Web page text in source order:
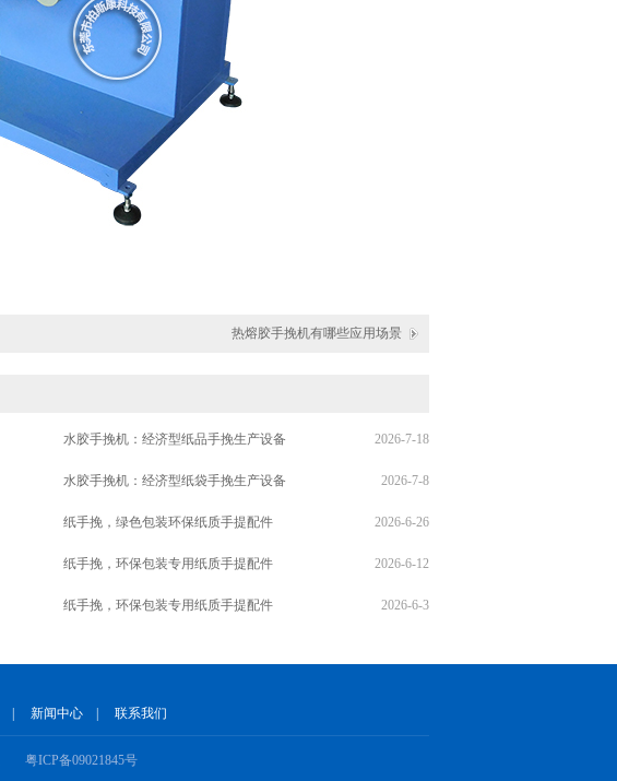
热熔胶手挽机有哪些应用场景
水胶手挽机：经济型纸品手挽生产设备 2026-7-18
水胶手挽机：经济型纸袋手挽生产设备 2026-7-8
纸手挽，绿色包装环保纸质手提配件 2026-6-26
纸手挽，环保包装专用纸质手提配件 2026-6-12
纸手挽，环保包装专用纸质手提配件 2026-6-3
新闻中心 联系我们
粤ICP备09021845号